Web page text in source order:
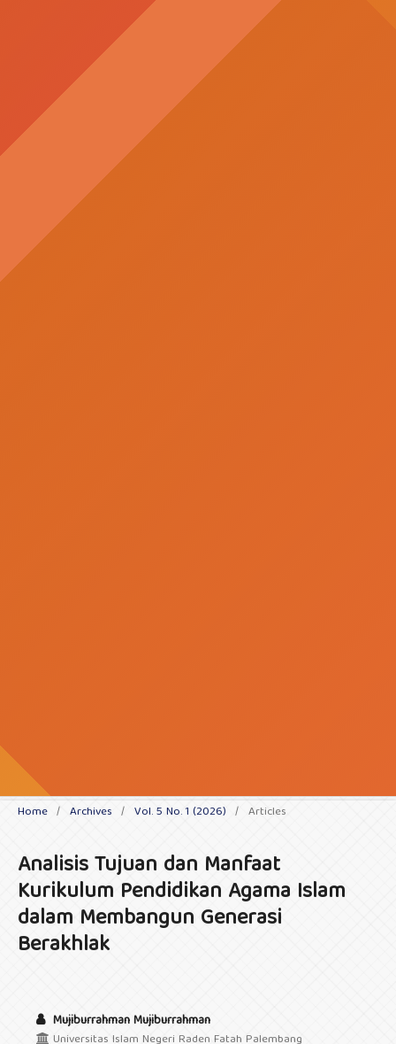
Home / Archives / Vol. 5 No. 1 (2026) / Articles
Analisis Tujuan dan Manfaat
Kurikulum Pendidikan Agama Islam
dalam Membangun Generasi
Berakhlak
Mujiburrahman Mujiburrahman